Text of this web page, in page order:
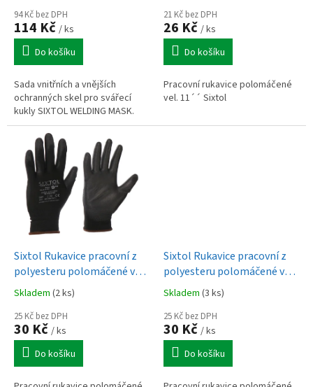
94 Kč bez DPH
114 Kč / ks
Do košíku
Sada vnitřních a vnějších
ochranných skel pro svářecí
kukly SIXTOL WELDING MASK.
21 Kč bez DPH
26 Kč / ks
Do košíku
Pracovní rukavice polomáčené
vel. 11´´ Sixtol
Sixtol Rukavice pracovní z
polyesteru polomáčené v
polyuretanu GLOVE PE-PU
Skladem (2 ks)
25 Kč bez DPH
30 Kč / ks
Do košíku
Sixtol Rukavice pracovní z
polyesteru polomáčené v
polyuretanu GLOVE PE-PU
Skladem (3 ks)
25 Kč bez DPH
30 Kč / ks
Do košíku